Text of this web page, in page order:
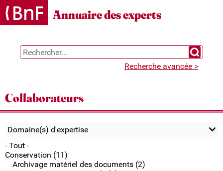
Gestion des cookies
Annuaire des experts
Chercher
Recherche avancée >
Collaborateurs
Domaine(s) d'expertise
- Tout -
Conservation (11)
Archivage matériel des documents (2)